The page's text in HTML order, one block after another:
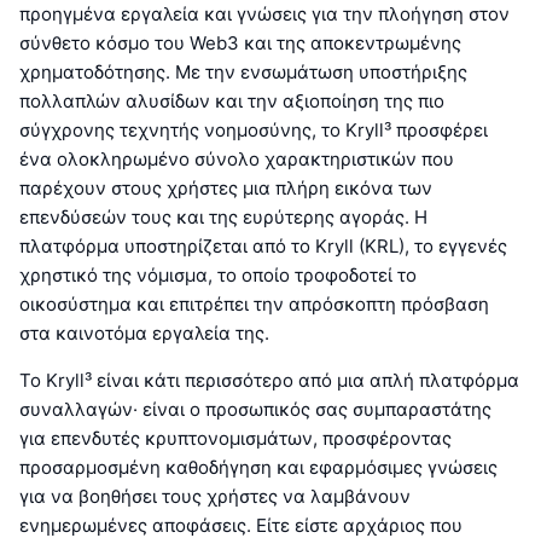
προηγμένα εργαλεία και γνώσεις για την πλοήγηση στον
σύνθετο κόσμο του Web3 και της αποκεντρωμένης
χρηματοδότησης. Με την ενσωμάτωση υποστήριξης
πολλαπλών αλυσίδων και την αξιοποίηση της πιο
σύγχρονης τεχνητής νοημοσύνης, το Kryll³ προσφέρει
ένα ολοκληρωμένο σύνολο χαρακτηριστικών που
παρέχουν στους χρήστες μια πλήρη εικόνα των
επενδύσεών τους και της ευρύτερης αγοράς. Η
πλατφόρμα υποστηρίζεται από το Kryll (KRL), το εγγενές
χρηστικό της νόμισμα, το οποίο τροφοδοτεί το
οικοσύστημα και επιτρέπει την απρόσκοπτη πρόσβαση
στα καινοτόμα εργαλεία της.
Το Kryll³ είναι κάτι περισσότερο από μια απλή πλατφόρμα
συναλλαγών· είναι ο προσωπικός σας συμπαραστάτης
για επενδυτές κρυπτονομισμάτων, προσφέροντας
προσαρμοσμένη καθοδήγηση και εφαρμόσιμες γνώσεις
για να βοηθήσει τους χρήστες να λαμβάνουν
ενημερωμένες αποφάσεις. Είτε είστε αρχάριος που